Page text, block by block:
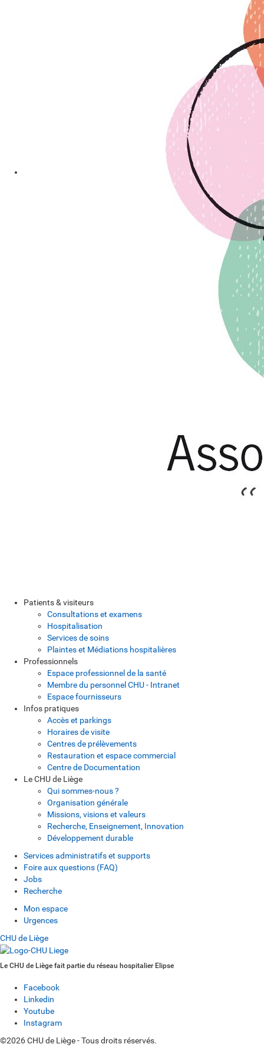
Patients & visiteurs
Consultations et examens
Hospitalisation
Services de soins
Plaintes et Médiations hospitalières
Professionnels
Espace professionnel de la santé
Membre du personnel CHU - Intranet
Espace fournisseurs
Infos pratiques
Accès et parkings
Horaires de visite
Centres de prélèvements
Restauration et espace commercial
Centre de Documentation
Le CHU de Liège
Qui sommes-nous ?
Organisation générale
Missions, visions et valeurs
Recherche, Enseignement, Innovation
Développement durable
Services administratifs et supports
Foire aux questions (FAQ)
Jobs
Recherche
Mon espace
Urgences
CHU de Liège
Le CHU de Liège fait partie du réseau hospitalier Elipse
Facebook
Linkedin
Youtube
Instagram
©2026 CHU de Liège - Tous droits réservés.